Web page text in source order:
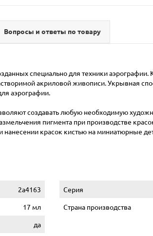
Вопросы и ответы по товару
специально для техники
акриловой живописи. Укрывная
аэрографии.
создавать любую необходимую
пигмента при производстве
красок кистью на миниатюрные
2a4163
17 мл
да
Серия
Страна производства